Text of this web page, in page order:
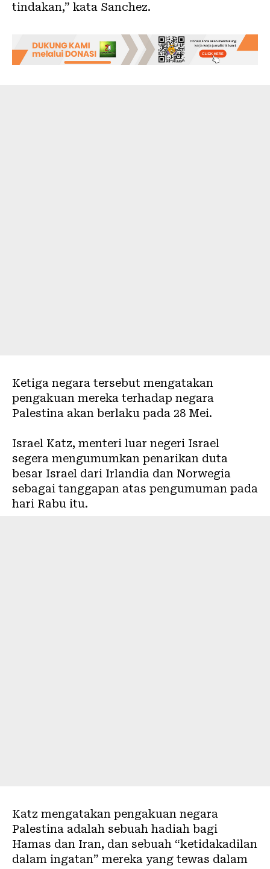
tindakan,” kata Sanchez.
Ketiga negara tersebut mengatakan
pengakuan mereka terhadap negara
Palestina akan berlaku pada 28 Mei.
Israel Katz, menteri luar negeri Israel
segera mengumumkan penarikan duta
besar Israel dari Irlandia dan Norwegia
sebagai tanggapan atas pengumuman pada
hari Rabu itu.
Katz mengatakan pengakuan negara
Palestina adalah sebuah hadiah bagi
Hamas dan Iran, dan sebuah “ketidakadilan
dalam ingatan” mereka yang tewas dalam